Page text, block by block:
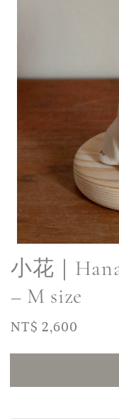
小花｜
– M size
Regular
NT$ 2,600